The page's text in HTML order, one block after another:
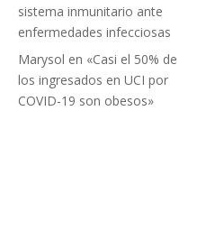
sistema inmunitario ante
enfermedades infecciosas
Marysol en «Casi el 50% de
los ingresados en UCI por
COVID-19 son obesos»